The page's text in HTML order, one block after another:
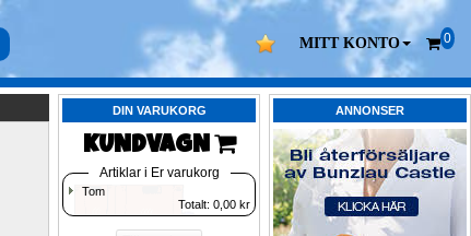
MITT KONTO 0
ANNONSER
DIN VARUKORG
KUNDVAGN
Artiklar i Er varukorg
Tom
Totalt: 0,00 kr